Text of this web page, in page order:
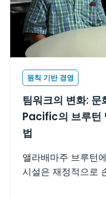
원칙 기반 경영
팀워크의 변화:
Pacific의 브루턴
법
앨라배마주 브루턴
시설은 재정적으로